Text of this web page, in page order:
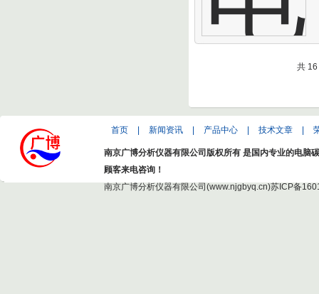
共
首页 新闻资讯 产品中心 技术文章
南京广博分析仪器有限公司版权所有 是国内专业的电脑
顾客来电咨询！
南京广博分析仪器有限公司(www.njgbyq.cn)苏ICP备